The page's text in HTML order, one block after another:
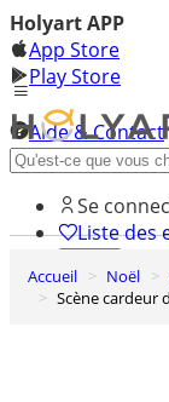
Holyart APP
App Store
Play Store
Aide & Contact
Découvrez
Se
Liste des
0
Panier
Accueil Noël
Scène